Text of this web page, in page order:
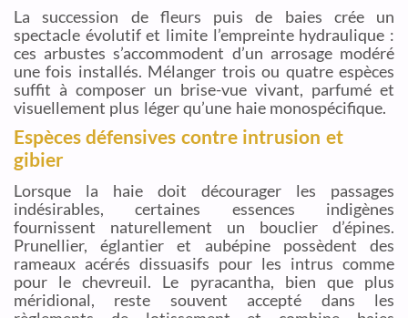
La succession de fleurs puis de baies crée un
spectacle évolutif et limite l’empreinte hydraulique :
ces arbustes s’accommodent d’un arrosage modéré
une fois installés. Mélanger trois ou quatre espèces
suffit à composer un brise-vue vivant, parfumé et
visuellement plus léger qu’une haie monospécifique.
Espèces défensives contre intrusion et
gibier
Lorsque la haie doit décourager les passages
indésirables, certaines essences indigènes
fournissent naturellement un bouclier d’épines.
Prunellier, églantier et aubépine possèdent des
rameaux acérés dissuasifs pour les intrus comme
pour le chevreuil. Le pyracantha, bien que plus
méridional, reste souvent accepté dans les